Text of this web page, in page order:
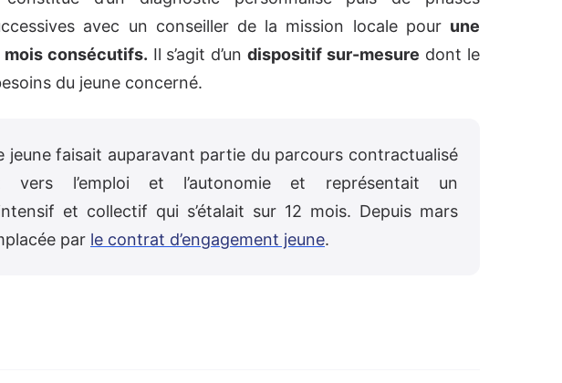
avec un conseiller de la mission locale pour une
mois consécutifs. Il s’agit d’undispositif sur-mesure dont le
du jeune concerné.
jeune faisait auparavant partie du parcours contractualisé
vers l’emploi et l’autonomie et représentait un
et collectif qui s’étalait sur 12 mois. Depuis mars
par le contrat d’engagement jeune.